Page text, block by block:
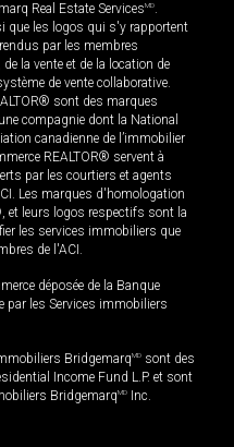
Real Estate ServicesMD.
que les logos qui s'y rapportent
par les membres
la vente et de la location de
de vente collaborative.
sont des marques
compagnie dont la National
canadienne de l’immobilier
REALTOR® servent à
par les courtiers et agents
Les marques d'homologation
et leurs logos respectifs sont la
les services immobiliers que
de l'ACI.
déposée de la Banque
par les Services immobiliers
BridgemarqMD sont des
Income Fund L.P. et sont
BridgemarqMD Inc.